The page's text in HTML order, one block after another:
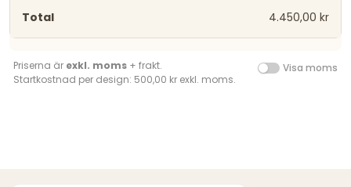
4.450,00 kr
Priserna är exkl. moms + frakt.
Startkostnad per design: 500,00 kr exkl. moms.
Visa moms